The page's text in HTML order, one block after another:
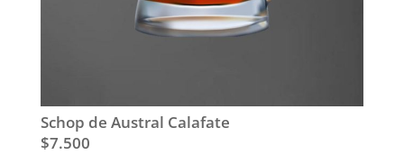
Schop de Austral Calafate
$7.500